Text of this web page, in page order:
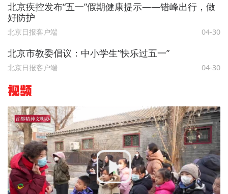
北京疾控发布“五一”假期健康提示——错峰出行，做
好防护
北京日报客户端 04-30
北京市教委倡议：中小学生“快乐过五一”
北京日报客户端 04-30
视频